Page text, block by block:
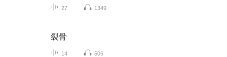
27 1349
裂骨
14 506